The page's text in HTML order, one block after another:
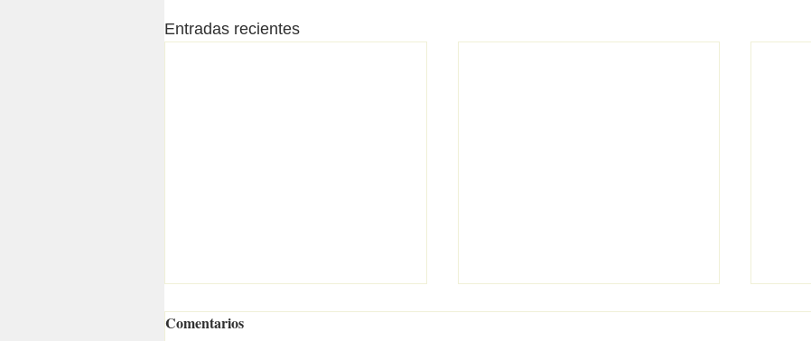
Entradas recientes
Comentarios